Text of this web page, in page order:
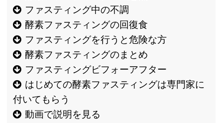
ファスティング中の不調
酵素ファスティングの回復食
ファスティングを行うと危険な方
酵素ファスティングのまとめ
ファスティングビフォーアフター
はじめての酵素ファスティングは専門家に
付いてもらう
動画で説明を見る